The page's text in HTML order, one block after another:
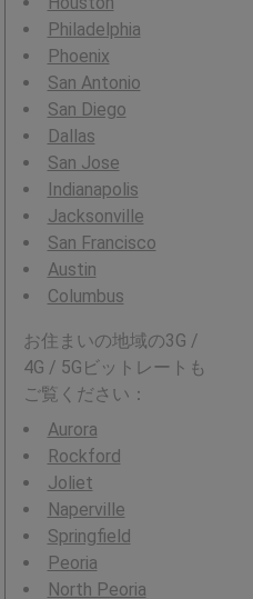
Philadelphia
Phoenix
San Antonio
San Diego
Dallas
San Jose
Indianapolis
Jacksonville
San Francisco
Austin
Columbus
お住まいの地域の3G /
4G / 5Gビットレートも
ご覧ください：
Aurora
Rockford
Joliet
Naperville
Springfield
Peoria
North Peoria